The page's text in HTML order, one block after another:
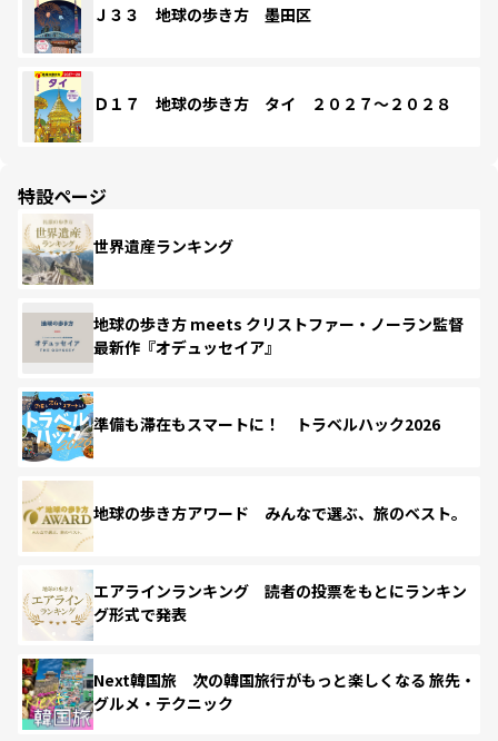
Ｊ３３ 地球の歩き方 墨田区
Ｄ１７ 地球の歩き方 タイ ２０２７～２０２８
特設ページ
世界遺産ランキング
地球の歩き方 meets クリストファー・ノーラン監督
最新作『オデュッセイア』
準備も滞在もスマートに！ トラベルハック2026
地球の歩き方アワード みんなで選ぶ、旅のベスト。
エアラインランキング 読者の投票をもとにランキン
グ形式で発表
Next韓国旅 次の韓国旅行がもっと楽しくなる 旅先・
グルメ・テクニック